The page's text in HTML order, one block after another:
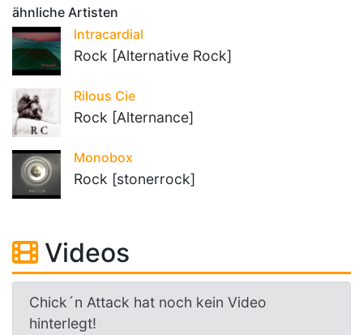
ähnliche Artisten
Intracardial
Rock [Alternative Rock]
Rilous Cie
Rock [Alternance]
Monobox
Rock [stonerrock]
Videos
Chick´n Attack hat noch kein Video
hinterlegt!